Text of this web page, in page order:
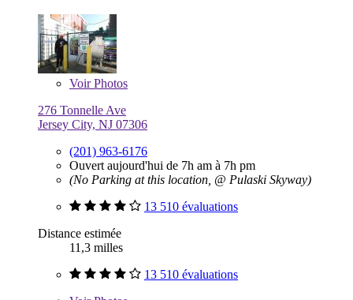
VoirPhotos
276 Tonnelle Ave
Jersey City, NJ 07306
(201) 963-6176
Ouvert aujourd'hui de 7h am à 7h pm
(No Parking at this location, @ Pulaski Skyway)
13 510 évaluations
Distance estimée
11,3 milles
13 510 évaluations